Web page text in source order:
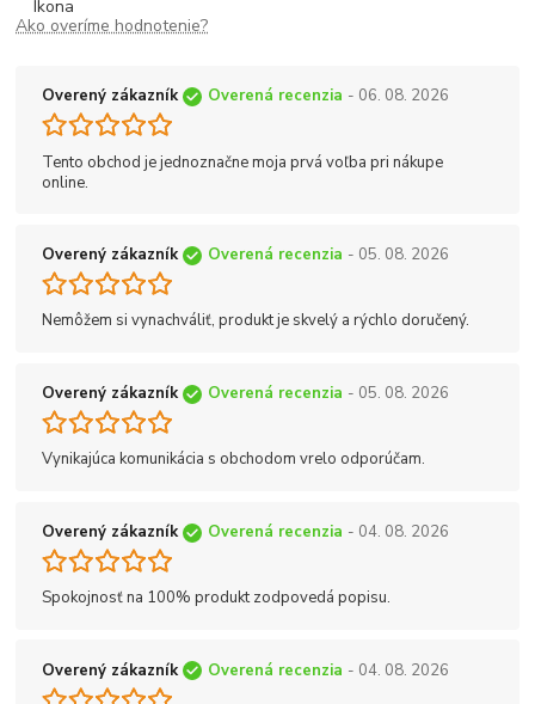
Ako overíme hodnotenie?
Overený zákazník Overená recenzia - 06. 08. 2026
Tento obchod je jednoznačne moja prvá voľba pri nákupe
online.
Overený zákazník Overená recenzia - 05. 08. 2026
Nemôžem si vynachváliť, produkt je skvelý a rýchlo doručený.
Overený zákazník Overená recenzia - 05. 08. 2026
Vynikajúca komunikácia s obchodom vrelo odporúčam.
Overený zákazník Overená recenzia - 04. 08. 2026
Spokojnosť na 100% produkt zodpovedá popisu.
Overený zákazník Overená recenzia - 04. 08. 2026